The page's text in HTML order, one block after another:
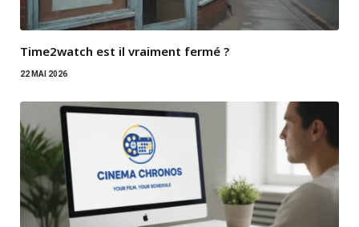
Time2watch est il vraiment fermé ?
22 MAI 2026